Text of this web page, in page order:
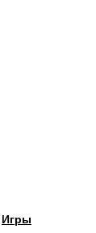
Игры